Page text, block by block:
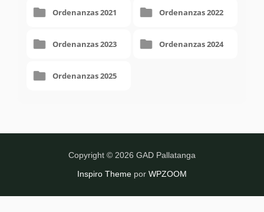
Ordenanzas 2021 Ordenanzas 2022
Ordenanzas 2023 Ordenanzas 2024
Ordenanzas 2025
Copyright © 2026 GAD Pallatanga
Inspiro Theme por WPZOOM